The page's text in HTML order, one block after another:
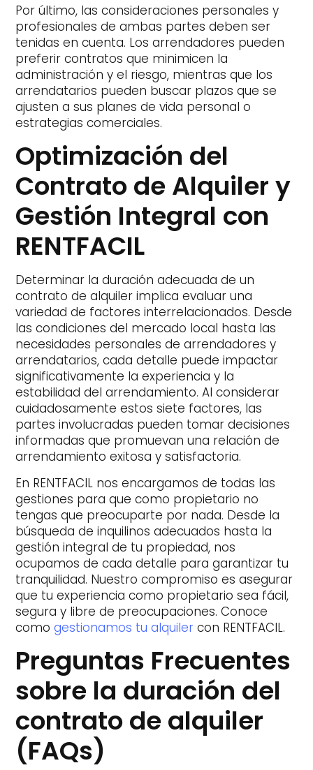
Por último, las consideraciones personales y
profesionales de ambas partes deben ser
tenidas en cuenta. Los arrendadores pueden
preferir contratos que minimicen la
administración y el riesgo, mientras que los
arrendatarios pueden buscar plazos que se
ajusten a sus planes de vida personal o
estrategias comerciales.
Optimización del
Contrato de Alquiler y
Gestión Integral con
RENTFACIL
Determinar la duración adecuada de un
contrato de alquiler implica evaluar una
variedad de factores interrelacionados. Desde
las condiciones del mercado local hasta las
necesidades personales de arrendadores y
arrendatarios, cada detalle puede impactar
significativamente la experiencia y la
estabilidad del arrendamiento. Al considerar
cuidadosamente estos siete factores, las
partes involucradas pueden tomar decisiones
informadas que promuevan una relación de
arrendamiento exitosa y satisfactoria.
En RENTFACIL nos encargamos de todas las
gestiones para que como propietario no
tengas que preocuparte por nada. Desde la
búsqueda de inquilinos adecuados hasta la
gestión integral de tu propiedad, nos
ocupamos de cada detalle para garantizar tu
tranquilidad. Nuestro compromiso es asegurar
que tu experiencia como propietario sea fácil,
segura y libre de preocupaciones. Conoce
comogestionamos tu alquiler con RENTFACIL.
Preguntas Frecuentes
sobre la duración del
contrato de alquiler
(FAQs)